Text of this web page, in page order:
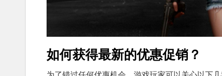
如何获得最新的优惠促销？